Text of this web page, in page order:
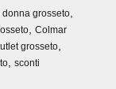
grosseto
Colmar
grosseto
sconti